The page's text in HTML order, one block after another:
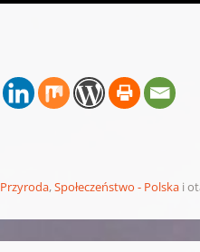
Przyroda,Społeczeństwo - Polska i